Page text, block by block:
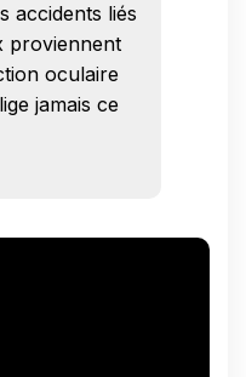
accidents liés
proviennent
oculaire
jamais ce